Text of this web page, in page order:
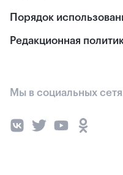
Порядок
Редакционная
Мы в социальных